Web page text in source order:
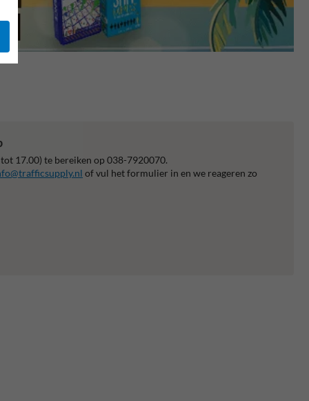
17.00) te bereiken op 038-7920070.
of vul het formulier in en we reageren zo